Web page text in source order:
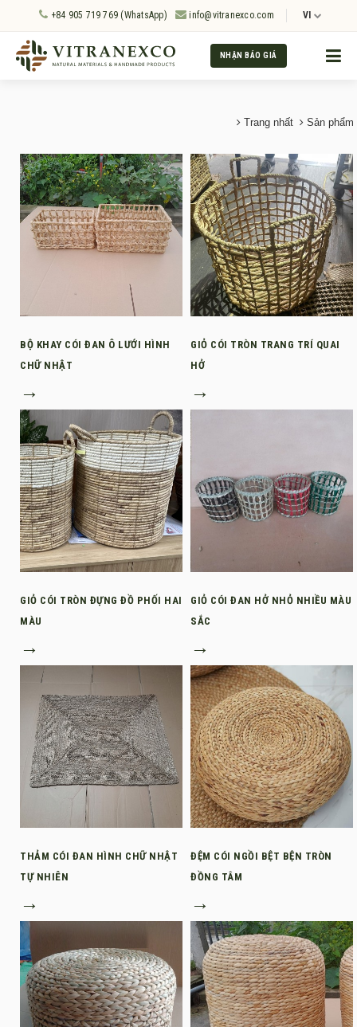
+84 905 719 769 (WhatsApp) info@vitranexco.com VI
NHẬN BÁO GIÁ
Trang nhất Sản phẩm
BỘ KHAY CÓI ĐAN Ô LƯỚI HÌNH
CHỮ NHẬT
→
GIỎ CÓI TRÒN TRANG TRÍ QUAI
HỞ
→
GIỎ CÓI TRÒN ĐỰNG ĐỒ PHỐI HAI
MÀU
→
GIỎ CÓI ĐAN HỞ NHỎ NHIỀU MÀU
SẮC
→
THẢM CÓI ĐAN HÌNH CHỮ NHẬT
TỰ NHIÊN
→
ĐỆM CÓI NGỒI BỆT BỆN TRÒN
ĐỒNG TÂM
→